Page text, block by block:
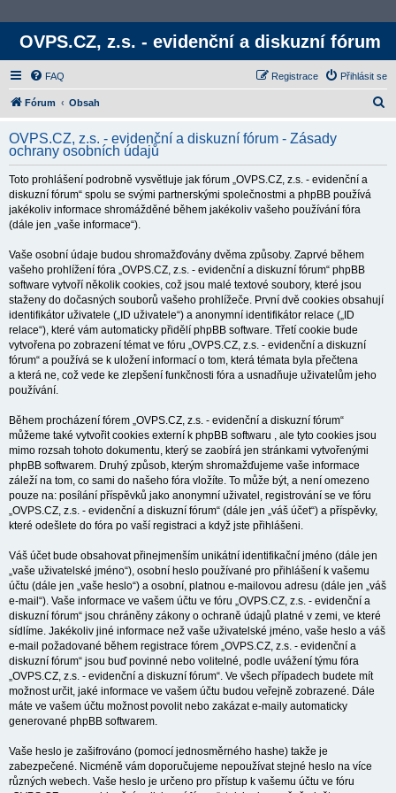
OVPS.CZ, z.s. - evidenční a diskuzní fórum
FAQ Přihlásit se
Registrace
Fórum Obsah
d
OVPS.CZ, z.s. - evidenční a diskuzní fórum - Zásady
ochrany osobních údajů
Toto prohlášení podrobně vysvětluje jak fórum „OVPS.CZ, z.s. - evidenční a
diskuzní fórum“ spolu se svými partnerskými společnostmi a phpBB používá
jakékoliv informace shromážděné během jakékoliv vašeho používání fóra
(dále jen „vaše informace“).
Vaše osobní údaje budou shromažďovány dvěma způsoby. Zaprvé během
vašeho prohlížení fóra „OVPS.CZ, z.s. - evidenční a diskuzní fórum“ phpBB
software vytvoří několik cookies, což jsou malé textové soubory, které jsou
staženy do dočasných souborů vašeho prohlížeče. První dvě cookies obsahují
identifikátor uživatele („ID uživatele“) a anonymní identifikátor relace („ID
relace“), které vám automaticky přidělí phpBB software. Třetí cookie bude
vytvořena po zobrazení témat ve fóru „OVPS.CZ, z.s. - evidenční a diskuzní
fórum“ a používá se k uložení informací o tom, která témata byla přečtena
a která ne, což vede ke zlepšení funkčnosti fóra a usnadňuje uživatelům jeho
používání.
Během procházení fórem „OVPS.CZ, z.s. - evidenční a diskuzní fórum“
můžeme také vytvořit cookies externí k phpBB softwaru , ale tyto cookies jsou
mimo rozsah tohoto dokumentu, který se zaobírá jen stránkami vytvořenými
phpBB softwarem. Druhý způsob, kterým shromažďujeme vaše informace
záleží na tom, co sami do našeho fóra vložíte. To může být, a není omezeno
pouze na: posílání příspěvků jako anonymní uživatel, registrování se ve fóru
„OVPS.CZ, z.s. - evidenční a diskuzní fórum“ (dále jen „váš účet“) a příspěvky,
které odešlete do fóra po vaší registraci a když jste přihlášeni.
Váš účet bude obsahovat přinejmenším unikátní identifikační jméno (dále jen
„vaše uživatelské jméno“), osobní heslo používané pro přihlášení k vašemu
účtu (dále jen „vaše heslo“) a osobní, platnou e-mailovou adresu (dále jen „váš
e-mail“). Vaše informace ve vašem účtu ve fóru „OVPS.CZ, z.s. - evidenční a
diskuzní fórum“ jsou chráněny zákony o ochraně údajů platné v zemi, ve které
sídlíme. Jakékoliv jiné informace než vaše uživatelské jméno, vaše heslo a váš
e-mail požadované během registrace fórem „OVPS.CZ, z.s. - evidenční a
diskuzní fórum“ jsou buď povinné nebo volitelné, podle uvážení týmu fóra
„OVPS.CZ, z.s. - evidenční a diskuzní fórum“. Ve všech případech budete mít
možnost určit, jaké informace ve vašem účtu budou veřejně zobrazené. Dále
máte ve vašem účtu možnost povolit nebo zakázat e-maily automaticky
generované phpBB softwarem.
Vaše heslo je zašifrováno (pomocí jednosměrného hashe) takže je
zabezpečené. Nicméně vám doporučujeme nepoužívat stejné heslo na více
různých webech. Vaše heslo je určeno pro přístup k vašemu účtu ve fóru